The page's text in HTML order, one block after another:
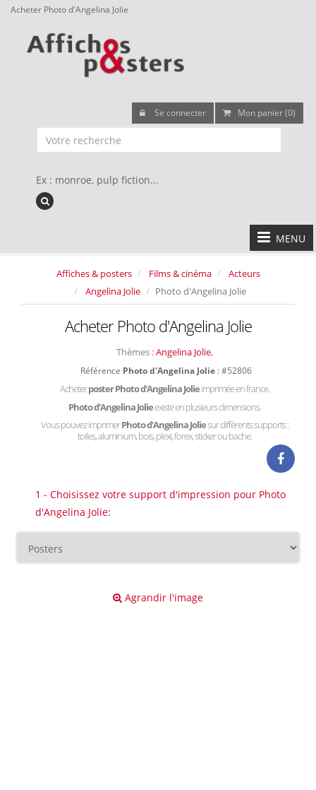
Acheter Photo d'Angelina Jolie
Se connecter Mon panier (0)
Ex : monroe, pulp fiction...
MENU
Affiches & posters Films & cinéma
Acteurs
Angelina Jolie
Photo d'Angelina Jolie
Acheter Photo d'Angelina Jolie
Thèmes :Angelina Jolie,
Référence Photo d'Angelina Jolie : #52806
Acheterposter Photo d'Angelina Jolieimprimée en france.
Photo d'Angelina Jolieexiste en plusieurs dimensions.
Vous pouvez imprimerPhoto d'Angelina Joliesur différents supports :
toiles, aluminium, bois, plexi, forex, sticker ou bache.
1 - Choisissez votre support d'impression pour Photo
d'Angelina Jolie:
Agrandir l'image